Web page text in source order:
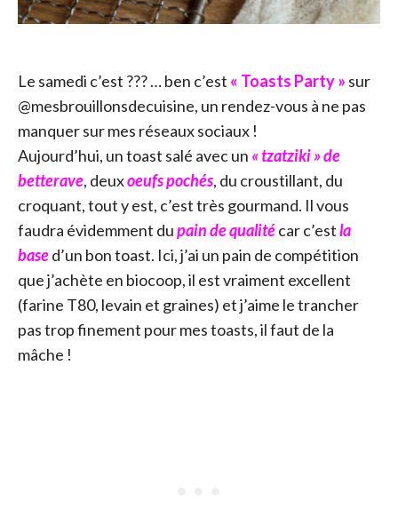
Le samedi c’est ??? … ben c’est « Toasts Party » sur
@mesbrouillonsdecuisine, un rendez-vous à ne pas
manquer sur mes réseaux sociaux !
Aujourd’hui, un toast salé avec un « tzatziki » de
betterave, deuxoeufs pochés, du croustillant, du
croquant, tout y est, c’est très gourmand. Il vous
faudra évidemment dupain de qualitécar c’estla
based’un bon toast. Ici, j’ai un pain de compétition
que j’achète en biocoop, il est vraiment excellent
(farine T80, levain et graines) et j’aime le trancher
pas trop finement pour mes toasts, il faut de la
mâche !